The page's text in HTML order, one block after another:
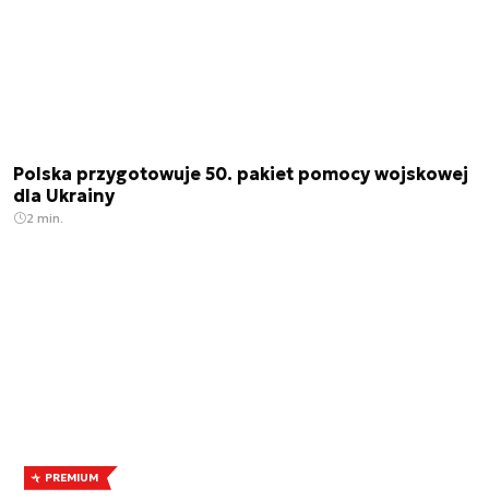
Polska przygotowuje 50. pakiet pomocy wojskowej
dla Ukrainy
2 min.
PREMIUM